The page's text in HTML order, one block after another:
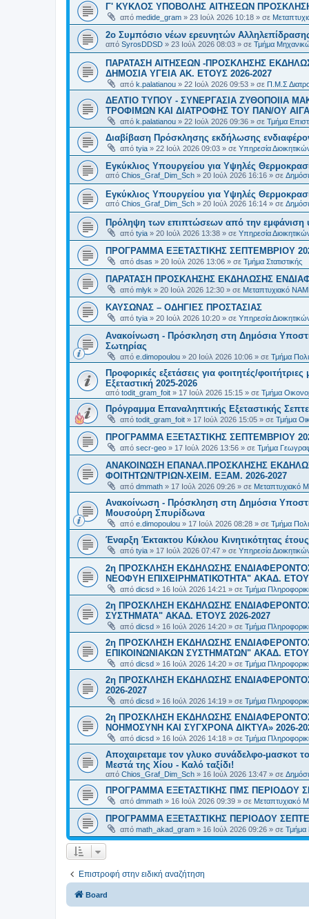
Γ' ΚΥΚΛΟΣ ΥΠΟΒΟΛΗΣ ΑΙΤΗΣΕΩΝ
από medide_gram » 23 Ιούλ 2026 10:18 » σε
2ο Συμπόσιο νέων ερευνητών
από SyrosDDSD » 23 Ιούλ 2026 08:03 » σε Τμήμα
ΠΑΡΑΤΑΣΗ ΑΙΤΗΣΕΩΝ -ΠΡΟΣΚΛΗΣΗΣ
ΔΗΜΟΣΙΑ ΥΓΕΙΑ AK. ETOYΣ 2026-2027
από k.palatianou » 22 Ιούλ 2026 09:53 » σε Π.Μ.Σ
ΔΕΛΤΙΟ ΤΥΠΟΥ - ΣΥΝΕΡΓΑΣΙΑ ΖΥΘΟΠΟΙΙΑ
ΤΡΟΦΙΜΩΝ ΚΑΙ ΔΙΑΤΡΟΦΗΣ ΤΟΥ ΠΑΝ/ΟΥ
από k.palatianou » 22 Ιούλ 2026 09:36 » σε Τμήμα
Διαβίβαση Πρόσκλησης εκδήλωσης
από tyia » 22 Ιούλ 2026 09:03 » σε Υπηρεσία
Εγκύκλιος Υπουργείου για Υψηλές
από Chios_Graf_Dim_Sch » 20 Ιούλ 2026 16:16 » σε
Εγκύκλιος Υπουργείου για Υψηλές
από Chios_Graf_Dim_Sch » 20 Ιούλ 2026 16:14 » σε
Πρόληψη των επιπτώσεων από την εμφάνιση
από tyia » 20 Ιούλ 2026 13:38 » σε Υπηρεσία
ΠΡΟΓΡΑΜΜΑ ΕΞΕΤΑΣΤΙΚΗΣ ΣΕΠΤΕΜΒΡΙΟΥ
από dsas » 20 Ιούλ 2026 13:06 » σε Τμήμα Στατιστικής
ΠΑΡΑΤΑΣΗ ΠΡΟΣΚΛΗΣΗΣ ΕΚΔΗΛΩΣΗΣ
από mlyk » 20 Ιούλ 2026 12:30 » σε Μεταπτυχιακό
ΚΑΥΣΩΝΑΣ – ΟΔΗΓΙΕΣ ΠΡΟΣΤΑΣΙΑΣ
από tyia » 20 Ιούλ 2026 10:20 » σε Υπηρεσία
Ανακοίνωση - Πρόσκληση στη Δημόσια
Σωτηρίας
από e.dimopoulou » 20 Ιούλ 2026 10:06 » σε Τμήμα
Προφορικές εξετάσεις για φοιτητές/
Εξεταστική 2025-2026
από todit_gram_foit » 17 Ιούλ 2026 15:15 » σε Τμήμα
Πρόγραμμα Επαναληπτικής Εξεταστικής
από todit_gram_foit » 17 Ιούλ 2026 15:05 » σε Τμήμα
ΠΡΟΓΡΑΜΜΑ ΕΞΕΤΑΣΤΙΚΗΣ ΣΕΠΤΕΜΒΡΙΟΥ
από secr-geo » 17 Ιούλ 2026 13:56 » σε Τμήμα
ΑΝΑΚΟΙΝΩΣΗ ΕΠΑΝΑΛ.ΠΡΟΣΚΛΗΣΗΣ
ΦΟΙΤΗΤΩΝ/ΤΡΙΩΝ-ΧΕΙΜ. ΕΞΑΜ. 2026-2027
από dmmath » 17 Ιούλ 2026 09:26 » σε Μεταπτυχιακό
Ανακοίνωση - Πρόσκληση στη Δημόσια
Μουσούρη Σπυρίδωνα
από e.dimopoulou » 17 Ιούλ 2026 08:28 » σε Τμήμα
Έναρξη Έκτακτου Κύκλου Κινητικότητας
από tyia » 17 Ιούλ 2026 07:47 » σε Υπηρεσία
2η ΠΡΟΣΚΛΗΣΗ ΕΚΔΗΛΩΣΗΣ
ΝΕΟΦΥΗ ΕΠΙΧΕΙΡΗΜΑΤΙΚΟΤΗΤΑ" ΑΚΑΔ.
από dicsd » 16 Ιούλ 2026 14:21 » σε Τμήμα
2η ΠΡΟΣΚΛΗΣΗ ΕΚΔΗΛΩΣΗΣ
ΣΥΣΤΗΜΑΤΑ" ΑΚΑΔ. ΕΤΟΥΣ 2026-2027
από dicsd » 16 Ιούλ 2026 14:20 » σε Τμήμα
2η ΠΡΟΣΚΛΗΣΗ ΕΚΔΗΛΩΣΗΣ
ΕΠΙΚΟΙΝΩΝΙΑΚΩΝ ΣΥΣΤΗΜΑΤΩΝ" ΑΚΑΔ.
από dicsd » 16 Ιούλ 2026 14:20 » σε Τμήμα
2η ΠΡΟΣΚΛΗΣΗ ΕΚΔΗΛΩΣΗΣ
2026-2027
από dicsd » 16 Ιούλ 2026 14:19 » σε Τμήμα
2η ΠΡΟΣΚΛΗΣΗ ΕΚΔΗΛΩΣΗΣ
ΝΟΗΜΟΣΥΝΗ ΚΑΙ ΣΥΓΧΡΟΝΑ ΔΙΚΤΥΑ» 2026-
από dicsd » 16 Ιούλ 2026 14:18 » σε Τμήμα
Αποχαιρεταμε τον γλυκο συνάδελφο-μασκοτ
Μεστά της Χίου - Καλό ταξίδι!
από Chios_Graf_Dim_Sch » 16 Ιούλ 2026 13:47 » σε
ΠΡΟΓΡΑΜΜΑ ΕΞΕΤΑΣΤΙΚΗΣ ΠΜΣ ΠΕΡΙΟΔΟΥ
από dmmath » 16 Ιούλ 2026 09:39 » σε Μεταπτυχιακό
ΠΡΟΓΡΑΜΜΑ ΕΞΕΤΑΣΤΙΚΗΣ ΠΕΡΙΟΔΟΥ
από math_akad_gram » 16 Ιούλ 2026 09:26 » σε Τμήμα
Επιστροφή στην ειδική αναζήτηση
Board